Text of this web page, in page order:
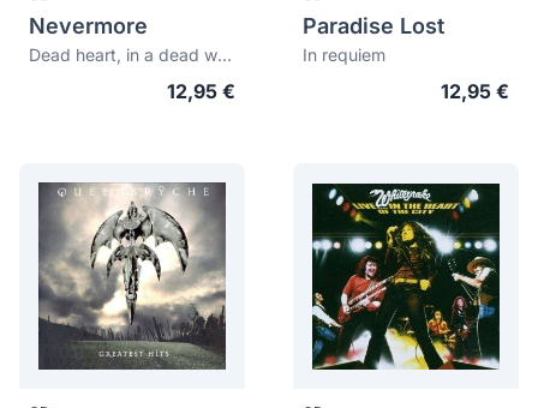
Nevermore
Dead heart, in a dead world
12,95 €
Paradise Lost
In requiem
12,95 €